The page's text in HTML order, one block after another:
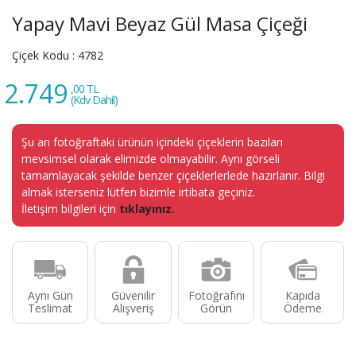
Yapay Mavi Beyaz Gül Masa Çiçeği
Çiçek Kodu : 4782
2.749 ,00 TL
(Kdv Dahil)
Şu an fotoğraftaki ürünün içindeki çiçeklerin bazıları
mevsimsel olarak elimizde olmayabilir. Aynı görseli
tamamlayacak şekilde benzer çiçeklerlerlede hazırlanır. Bilgi
almak isterseniz lütfen bizimle irtibata geçiniz.
İletişim bilgileri için tıklayınız.
Aynı Gün
Teslimat
Güvenilir
Alışveriş
Fotoğrafını
Görün
Kapıda
Ödeme